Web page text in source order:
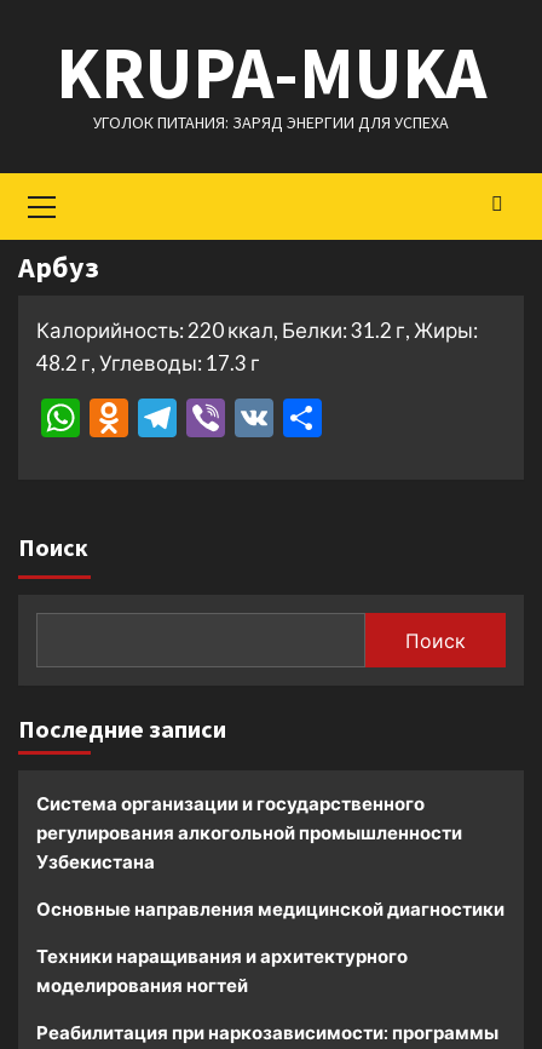
содержимому
KRUPA-MUKA
УГОЛОК ПИТАНИЯ: ЗАРЯД ЭНЕРГИИ ДЛЯ УСПЕХА
меню
Арбуз
Калорийность: 220 ккал, Белки: 31.2 г, Жиры:
48.2 г, Углеводы: 17.3 г
WhatsApp
Odnoklassniki
Telegram
Viber
VK
Поиск
Поиск
Последние записи
Система организации и государственного
регулирования алкогольной промышленности
Узбекистана
Основные направления медицинской диагностики
Техники наращивания и архитектурного
моделирования ногтей
Реабилитация при наркозависимости: программы